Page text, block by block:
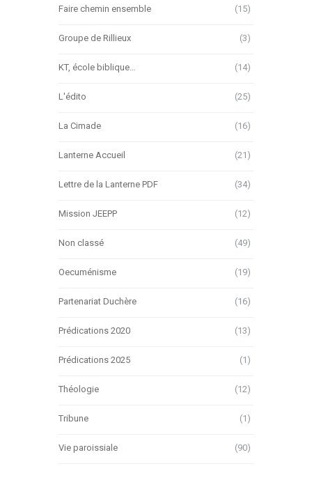
Faire chemin ensemble (15)
Groupe de Rillieux (3)
KT, école biblique… (14)
L'édito (25)
La Cimade (16)
Lanterne Accueil (21)
Lettre de la Lanterne PDF (34)
Mission JEEPP (12)
Non classé (49)
Oecuménisme (19)
Partenariat Duchère (16)
Prédications 2020 (13)
Prédications 2025 (1)
Théologie (12)
Tribune (1)
Vie paroissiale (90)